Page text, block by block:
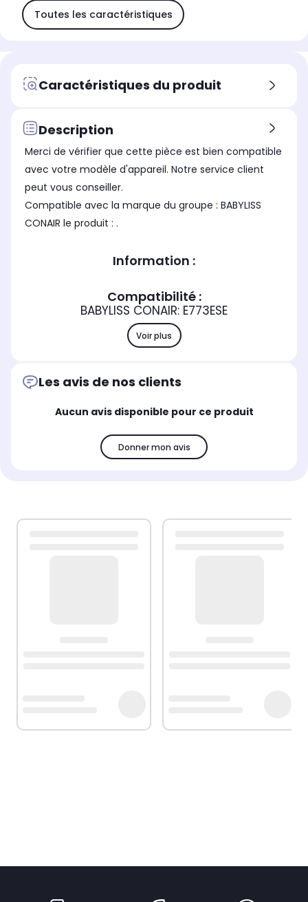
Toutes les caractéristiques
Caractéristiques du produit
Description
Merci de vérifier que cette pièce est bien compatible
avec votre modèle d'appareil. Notre service client
peut vous conseiller.
Compatible avec la marque du groupe : BABYLISS
CONAIR le produit : .
Information :
Compatibilité :
BABYLISS CONAIR: E773ESE
Voir plus
Les avis de nos clients
Aucun avis disponible pour ce produit
Donner mon avis